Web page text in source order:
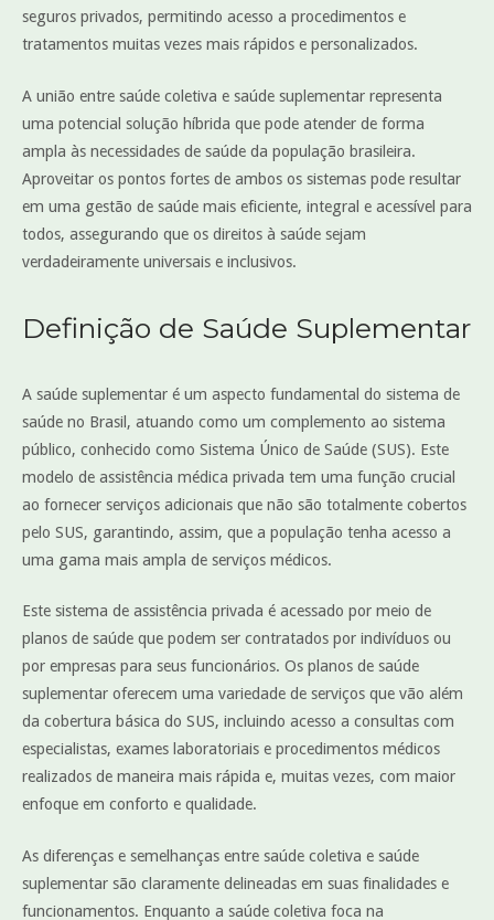
seguros privados, permitindo acesso a procedimentos e
tratamentos muitas vezes mais rápidos e personalizados.
A união entre saúde coletiva e saúde suplementar representa
uma potencial solução híbrida que pode atender de forma
ampla às necessidades de saúde da população brasileira.
Aproveitar os pontos fortes de ambos os sistemas pode resultar
em uma gestão de saúde mais eficiente, integral e acessível para
todos, assegurando que os direitos à saúde sejam
verdadeiramente universais e inclusivos.
Definição de Saúde Suplementar
A saúde suplementar é um aspecto fundamental do sistema de
saúde no Brasil, atuando como um complemento ao sistema
público, conhecido como Sistema Único de Saúde (SUS). Este
modelo de assistência médica privada tem uma função crucial
ao fornecer serviços adicionais que não são totalmente cobertos
pelo SUS, garantindo, assim, que a população tenha acesso a
uma gama mais ampla de serviços médicos.
Este sistema de assistência privada é acessado por meio de
planos de saúde que podem ser contratados por indivíduos ou
por empresas para seus funcionários. Os planos de saúde
suplementar oferecem uma variedade de serviços que vão além
da cobertura básica do SUS, incluindo acesso a consultas com
especialistas, exames laboratoriais e procedimentos médicos
realizados de maneira mais rápida e, muitas vezes, com maior
enfoque em conforto e qualidade.
As diferenças e semelhanças entre saúde coletiva e saúde
suplementar são claramente delineadas em suas finalidades e
funcionamentos. Enquanto a saúde coletiva foca na